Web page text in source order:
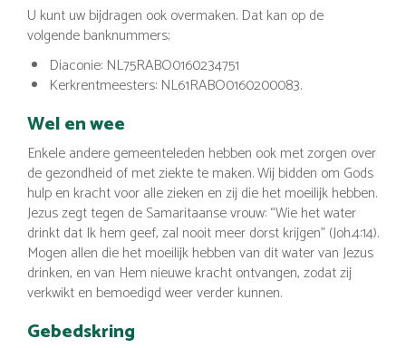
U kunt uw bijdragen ook overmaken. Dat kan op de
volgende banknummers;
Diaconie: NL75RABO0160234751
Kerkrentmeesters: NL61RABO0160200083.
Wel en wee
Enkele andere gemeenteleden hebben ook met zorgen over
de gezondheid of met ziekte te maken. Wij bidden om Gods
hulp en kracht voor alle zieken en zij die het moeilijk hebben.
Jezus zegt tegen de Samaritaanse vrouw: “Wie het water
drinkt dat Ik hem geef, zal nooit meer dorst krijgen” (Joh.4:14).
Mogen allen die het moeilijk hebben van dit water van Jezus
drinken, en van Hem nieuwe kracht ontvangen, zodat zij
verkwikt en bemoedigd weer verder kunnen.
Gebedskring